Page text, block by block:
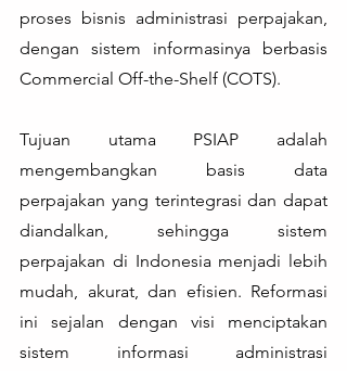
proses bisnis administrasi perpajakan,
dengan sistem informasinya berbasis
Commercial Off-the-Shelf (COTS).
Tujuan utama PSIAP adalah
mengembangkan basis data
perpajakan yang terintegrasi dan dapat
diandalkan, sehingga sistem
perpajakan di Indonesia menjadi lebih
mudah, akurat, dan efisien. Reformasi
ini sejalan dengan visi menciptakan
sistem informasi administrasi